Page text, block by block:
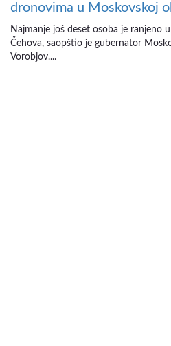
dronovima u Moskovskoj
Najmanje još deset osoba je ranjeno
Čehova, saopštio je gubernator
Vorobjov....